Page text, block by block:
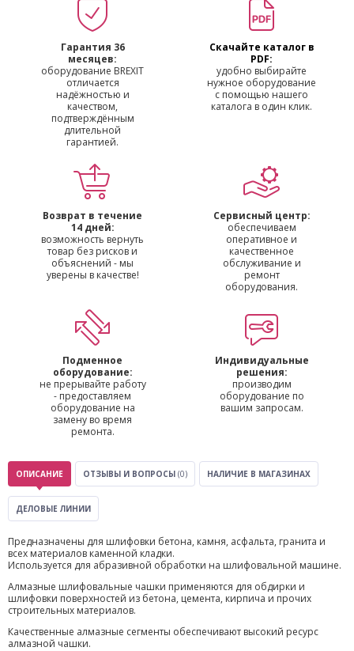
Гарантия 36
месяцев:
оборудование BREXIT
отличается
надёжностью и
качеством,
подтверждённым
длительной
гарантией.
Скачайте каталог в
PDF:
удобно выбирайте
нужное оборудование
с помощью нашего
каталога в один клик.
Возврат в течение
14 дней:
возможность вернуть
товар без рисков и
объяснений - мы
уверены в качестве!
Сервисный центр:
обеспечиваем
оперативное и
качественное
обслуживание и
ремонт
оборудования.
Подменное
оборудование:
не прерывайте работу
- предоставляем
оборудование на
замену во время
ремонта.
Индивидуальные
решения:
производим
оборудование по
вашим запросам.
ОПИСАНИЕ ОТЗЫВЫ И ВОПРОСЫ (0) НАЛИЧИЕ В МАГАЗИНАХ
ДЕЛОВЫЕ ЛИНИИ
Предназначены для шлифовки бетона, камня, асфальта, гранита и
всех материалов каменной кладки.
Используется для абразивной обработки на шлифовальной машине.
Алмазные шлифовальные чашки применяются для обдирки и
шлифовки поверхностей из бетона, цемента, кирпича и прочих
строительных материалов.
Качественные алмазные сегменты обеспечивают высокий ресурс
алмазной чашки.